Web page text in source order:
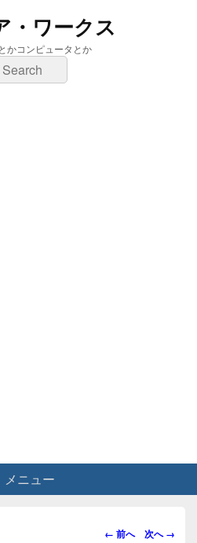
・ワークス
かコンピュータとか
検
メニュー
画
← 前へ 次へ →